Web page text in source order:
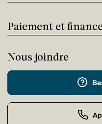
Paiement et
Nous joindre